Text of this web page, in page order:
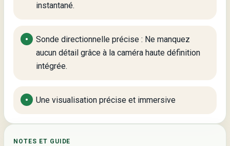
instantané.
Sonde directionnelle précise : Ne manquez
aucun détail grâce à la caméra haute définition
intégrée.
Une visualisation précise et immersive
NOTES ET GUIDE